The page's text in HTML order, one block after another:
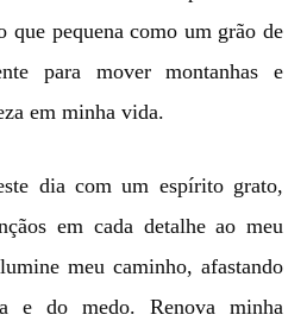
que pequena como um grão de
para mover montanhas e
em minha vida.
dia com um espírito grato,
em cada detalhe ao meu
meu caminho, afastando
e do medo. Renova minha